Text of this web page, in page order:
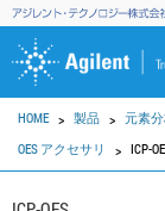
HOME 製品 元素
OES アクセサリ
ICP-